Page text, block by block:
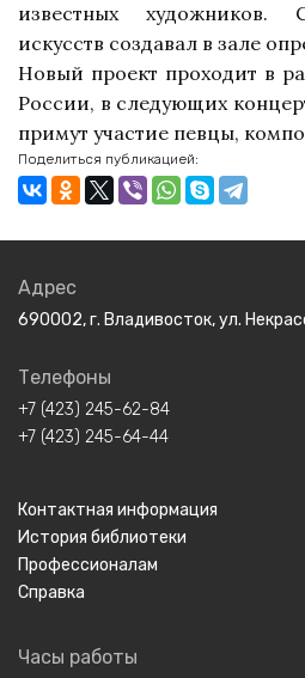
известных художников.
искусств создавал в зале
Новый проект проходит в
России, в следующих
примут участие певцы,
Поделиться публикацией:
Адрес
690002, г. Владивосток, ул.
Телефоны
+7 (423) 245-62-84
+7 (423) 245-64-44
Контактная информация
История библиотеки
Профессионалам
Справка
Часы работы